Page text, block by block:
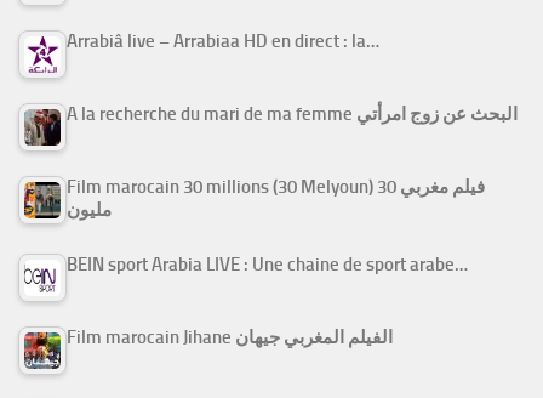
Arrabiâ live – Arrabiaa HD en direct : la…
A la recherche du mari de ma femme البحث عن زوج امرأتي
Film marocain 30 millions (30 Melyoun) فيلم مغربي 30
مليون
BEIN sport Arabia LIVE : Une chaine de sport arabe…
Film marocain Jihane الفيلم المغربي جيهان